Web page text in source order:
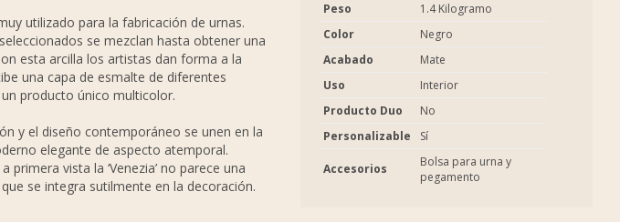
utilizado para la fabricación de urnas.
se mezclan hasta obtener una
esta arcilla los artistas dan forma a la
una capa de esmalte de diferentes
producto único multicolor.
y el diseño contemporáneo se unen en la
elegante de aspecto atemporal.
primera vista la ‘Venezia’ no parece una
se integra sutilmente en la decoración.
Peso
1.4 Kilogramo
Color
Negro
Acabado
Mate
Uso
Interior
Producto Duo
No
Personalizable
Sí
Accesorios
Bolsa para urna y
pegamento